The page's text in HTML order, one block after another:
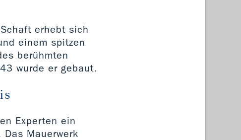
erhebt sich
einem spitzen
berühmten
wurde er gebaut.
Experten ein
Mauerwerk